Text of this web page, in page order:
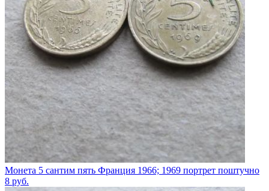
Монета 5 сантим пять Франция 1966; 1969 портрет поштучно
8 руб.